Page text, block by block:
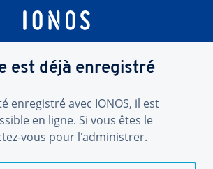
est déjà enregistré
enregistré avec IONOS, il est
en ligne. Si vous êtes le
vous pour l'administrer.